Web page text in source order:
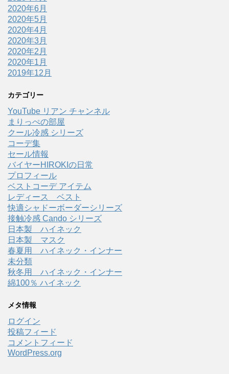
2020年6月
2020年5月
2020年4月
2020年3月
2020年2月
2020年1月
2019年12月
カテゴリー
YouTube リアン チャンネル
まりっぺの部屋
クール冷感 シリーズ
コーデ集
セール情報
バイヤーHIROKIの日常
プロフィール
ベストコーデ アイテム
レディース ベスト
快適シャドーボーダーシリーズ
接触冷感 Cando シリーズ
日本製 ハイネック
日本製 マスク
春夏用 ハイネック・インナー
未分類
秋冬用 ハイネック・インナー
綿100％ ハイネック
メタ情報
ログイン
投稿フィード
コメントフィード
WordPress.org